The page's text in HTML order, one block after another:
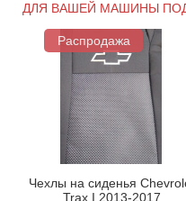
ДЛЯ ВАШЕЙ МАШИНЫ
Распродажа
Чехлы на сиденья
Trax I 2013-2017